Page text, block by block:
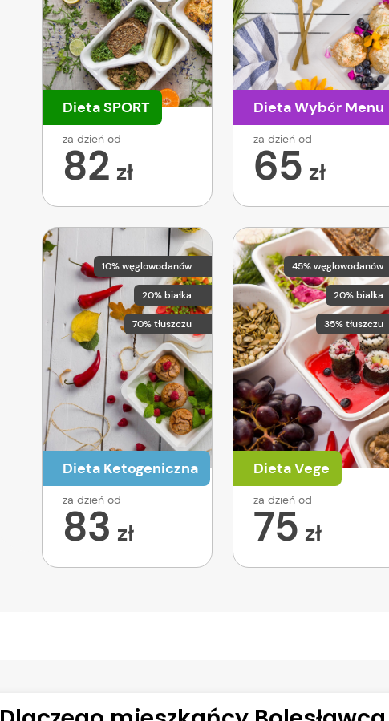
Dieta SPORT
za dzień od
82 zł
Dieta Wybór Menu
za dzień od
65 zł
10% węglowodanów
20% białka
70% tłuszczu
Dieta Ketogeniczna
za dzień od
83 zł
45% węglowodanów
20% białka
35% tłuszczu
Dieta Vege
za dzień od
75 zł